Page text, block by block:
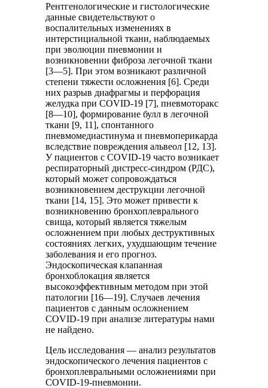
Рентгенологические и гистологические
данные свидетельствуют о
воспалительных изменениях в
интерстициальной ткани, наблюдаемых
при эволюции пневмонии и
возникновении фиброза легочной ткани
[3—5]. При этом возникают различной
степени тяжести осложнения [6]. Среди
них разрыв диафрагмы и перфорация
желудка при COVID-19 [7], пневмоторакс
[8—10], формирование булл в легочной
ткани [9, 11], спонтанного
пневмомедиастинума и пневмоперикарда
вследствие повреждения альвеол [12, 13].
У пациентов с COVID-19 часто возникает
респираторный дистресс-синдром (РДС),
который может сопровождаться
возникновением деструкции легочной
ткани [14, 15]. Это может привести к
возникновению бронхоплеврального
свища, который является тяжелым
осложнением при любых деструктивных
состояниях легких, ухудшающим течение
заболевания и его прогноз.
Эндоскопическая клапанная
бронхоблокация является
высокоэффективным методом при этой
патологии [16—19]. Случаев лечения
пациентов с данным осложнением
COVID-19 при анализе литературы нами
не найдено.
Цель исследования — анализ результатов
эндоскопического лечения пациентов с
бронхоплевральными осложнениями при
COVID-19-пневмонии.